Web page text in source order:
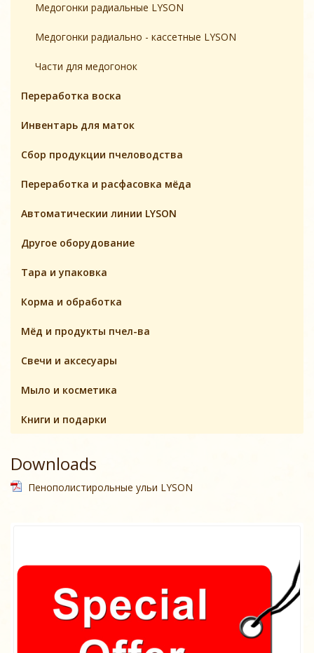
Медогонки радиальные LYSON
Медогонки радиально - кассетные LYSON
Части для медогонок
Переработка воска
Инвентарь для маток
Cбор продукции пчеловодства
Переработка и расфасовка мёда
Автоматическии линии LYSON
Другое оборудование
Тара и упаковка
Корма и обработка
Мёд и продукты пчел-ва
Свечи и аксесуары
Мыло и косметика
Книги и подарки
Downloads
Пенополистирольные ульи LYSON